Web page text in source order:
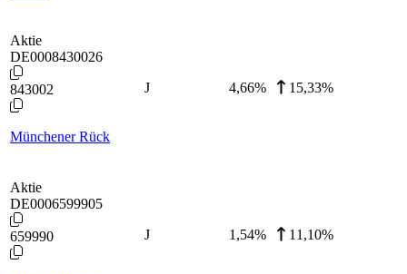
Aktie
DE0008430026
843002
Münchener Rück
J 4,66% 15,33%
Aktie
DE0006599905
659990 J 1,54% 11,10%